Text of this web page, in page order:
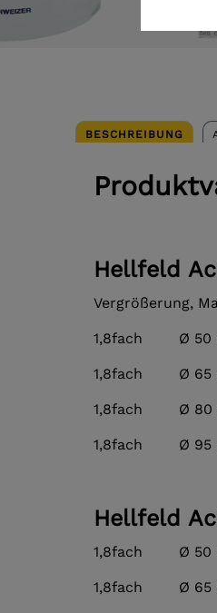
BESCHREIBUNG
Hellfeld
Vergrößerung,
1,8fach Ø 50
1,8fach Ø 65
1,8fach Ø 80
1,8fach Ø 95
Hellfeld
1,8fach Ø 50
1,8fach Ø 65